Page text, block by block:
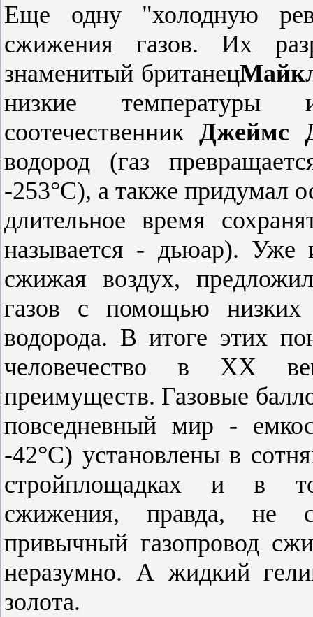
Еще одну "холодную
сжижения газов. Их
знаменитый британец
низкие
соотечественник Джеймс
водород (газ
-253°C), а также придумал
длительное время
называется - дьюар).
сжижая воздух,
газов с помощью низких
водорода. В итоге этих
человечество в ХХ
преимуществ. Газовые
повседневный мир -
-42°C) установлены в
стройплощадках и в
сжижения, правда, не
привычный газопровод
неразумно. А жидкий
золота.